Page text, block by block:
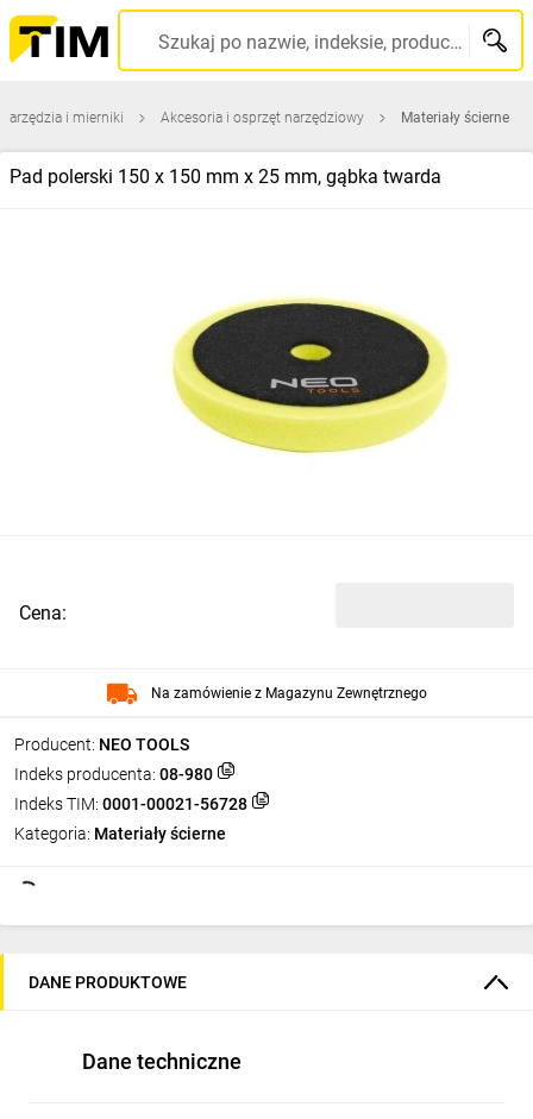
Szukaj po nazwie, indeksie, producencie, kodzie kreskowym...
i mierniki Akcesoria i osprzęt narzędziowy Materiały ścierne
Pad polerski 150 x 150 mm x 25 mm, gąbka twarda
Producent: NEO TOOLS
Indeks producenta: 08-980
Indeks TIM: 0001-00021-56728
Kategoria: Materiały ścierne
Cena:
Na zamówienie z Magazynu Zewnętrznego
DANE PRODUKTOWE
Dane techniczne